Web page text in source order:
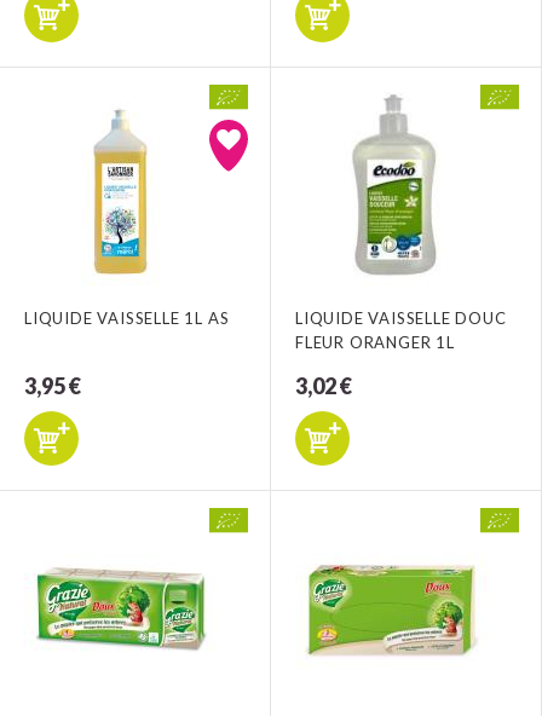
LIQUIDE VAISSELLE 1L AS
3,95 €
LIQUIDE VAISSELLE DOUC
FLEUR ORANGER 1L
3,02 €